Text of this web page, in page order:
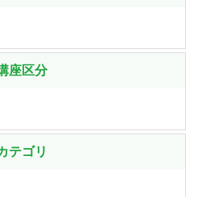
座区分
テゴリ